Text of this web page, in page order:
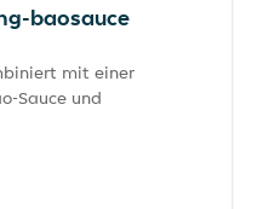
baosauce
mit einer
Sauce und